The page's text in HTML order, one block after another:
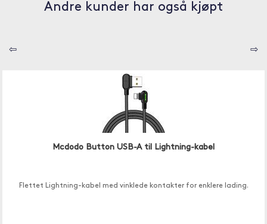
Andre kunder har også kjøpt
⇦ ⇨
Mcdodo Button USB-A til Lightning-kabel
Flettet Lightning-kabel med vinklede kontakter for enklere lading.